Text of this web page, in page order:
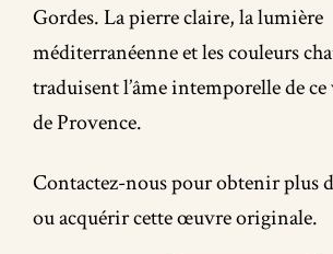
Gordes. La pierre claire, la lumière
méditerranéenne et les couleurs
traduisent l’âme intemporelle de
de Provence.
Contactez-nous pour obtenir plus
ou acquérir cette œuvre originale.